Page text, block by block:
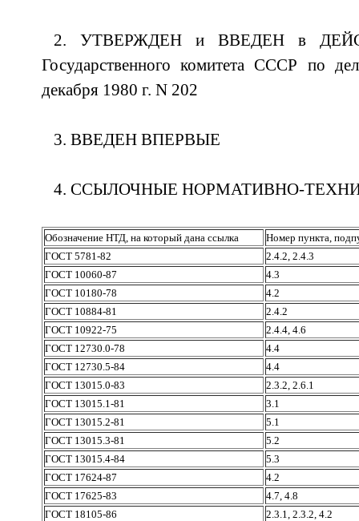
2. УТВЕРЖДЕН и ВВЕДЕН в
Государственного комитета СССР по
декабря 1980 г. N 202
3. ВВЕДЕН ВПЕРВЫЕ
4. ССЫЛОЧНЫЕ НОРМАТИВНО-
Обозначение НТД, на который дана ссылка
Номер пункта,
ГОСТ 5781-82
2.4.2, 2.4.3
ГОСТ 10060-87
4.3
ГОСТ 10180-78
4.2
ГОСТ 10884-81
2.4.2
ГОСТ 10922-75
2.4.4, 4.6
ГОСТ 12730.0-78
4.4
ГОСТ 12730.5-84
4.4
ГОСТ 13015.0-83
2.3.2, 2.6.1
ГОСТ 13015.1-81
3.1
ГОСТ 13015.2-81
5.1
ГОСТ 13015.3-81
5.2
ГОСТ 13015.4-84
5.3
ГОСТ 17624-87
4.2
ГОСТ 17625-83
4.7, 4.8
ГОСТ 18105-86
2.3.1, 2.3.2, 4.2